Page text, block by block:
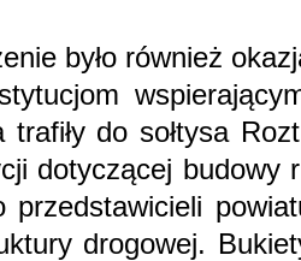
było również
trafiły do sołtysa
dotyczącej budowy
przedstawicieli
drogowej.